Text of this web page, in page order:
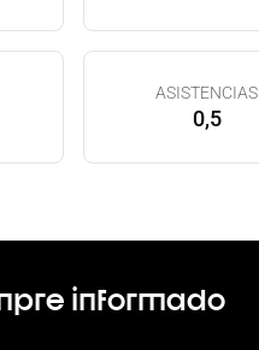
ASISTENCIAS
0,5
informado